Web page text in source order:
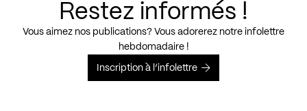
Restez informés !
Vous aimez nos publications? Vous adorerez notre infolettre
hebdomadaire !
Inscription à l’infolettre